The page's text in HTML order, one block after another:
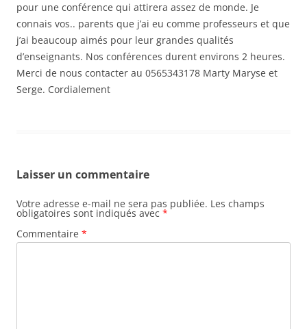
pour une conférence qui attirera assez de monde. Je
connais vos.. parents que j’ai eu comme professeurs et que
j’ai beaucoup aimés pour leur grandes qualités
d’enseignants. Nos conférences durent environs 2 heures.
Merci de nous contacter au 0565343178 Marty Maryse et
Serge. Cordialement
Laisser un commentaire
Votre adresse e-mail ne sera pas publiée. Les champs
obligatoires sont indiqués avec *
Commentaire *